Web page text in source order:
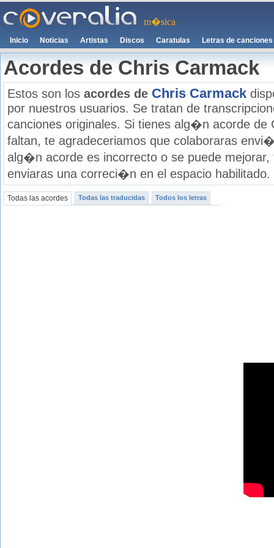
m�sica
Inicio Noticias Artistas Discos Caratulas Letras de canciones
Acordes de Chris Carmack
Estos son los acordes de Chris Carmack
por nuestros usuarios. Se tratan de
canciones originales. Si tienes alg�n acorde de
faltan, te agradeceriamos que colaboraras
alg�n acorde es incorrecto o se puede
enviaras una correci�n en el espacio habilitado.
Todas las acordes Todas las traducidas Todos los letras